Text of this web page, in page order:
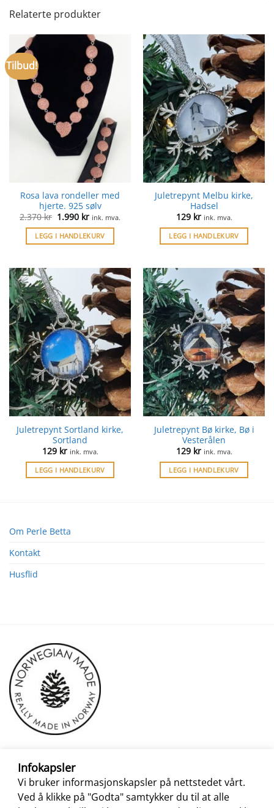
Infokapsler
Vi bruker informasjonskapsler på nettstedet vårt.
Ved å klikke på "Godta" samtykker du til at alle
Relaterte produkter
Tilbud!
Rosa lava rondeller med
hjerte. 925 sølv
2.370kr Opprinnelig
var:
2.370 kr.
1.990 krNåværende
er:
1.990 kr.
ink. mva.
LEGG I HANDLEKURV
Juletrepynt Melbu kirke,
Hadsel
129 kr ink. mva.
LEGG I HANDLEKURV
Juletrepynt Sortland kirke,
Sortland
129 kr ink. mva.
LEGG I HANDLEKURV
Juletrepynt Bø kirke, Bø i
Vesterålen
129 kr ink. mva.
LEGG I HANDLEKURV
Om Perle Betta
Kontakt
Husflid